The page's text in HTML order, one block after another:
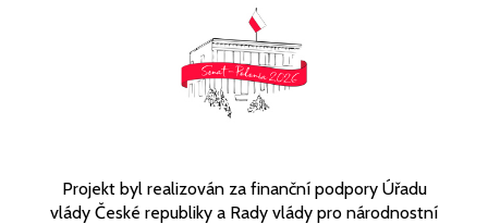
Projekt byl realizován za finanční podpory Úřadu
vlády České republiky a Rady vlády pro národnostní